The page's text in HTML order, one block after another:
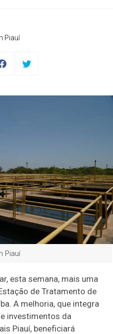
Piauí
Piauí
esta semana, mais uma
de Tratamento de
A melhoria, que integra
investimentos da
Piauí, beneficiará